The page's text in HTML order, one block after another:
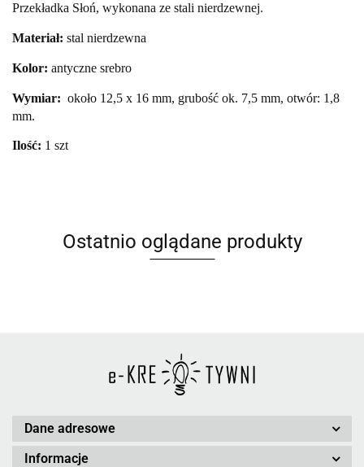
Przekładka Słoń, wykonana ze stali nierdzewnej.
Materiał: stal nierdzewna
Kolor: antyczne srebro
Wymiar: około 12,5 x 16 mm, grubość ok. 7,5 mm, otwór: 1,8
mm.
Ilość: 1 szt
Ostatnio oglądane produkty
Dane adresowe
Informacje